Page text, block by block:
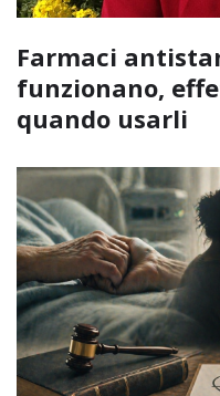
Farmaci
funzionano,
quando usarli